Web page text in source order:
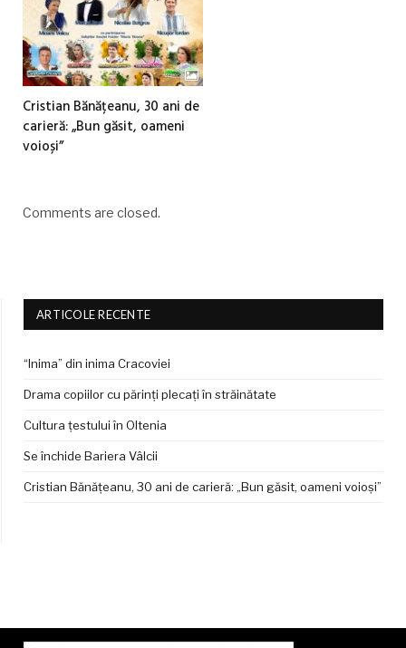
Cristian Bănățeanu, 30 ani de
carieră: „Bun găsit, oameni
voioși”
Comments are closed.
ARTICOLE RECENTE
“Inima” din inima Cracoviei
Drama copiilor cu părinți plecați în străinătate
Cultura țestului în Oltenia
Se închide Bariera Vâlcii
Cristian Bănățeanu, 30 ani de carieră: „Bun găsit, oameni voioși”